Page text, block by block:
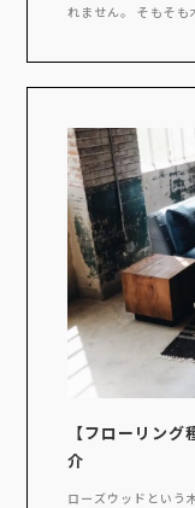
れません。 そもそ
【フローリン
介
ローズウッドという